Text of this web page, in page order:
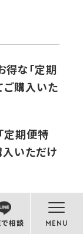
で相談 MENU
得な「定期
ご購入いた
定期便特
入いただけ
のお客さ
ャンペー